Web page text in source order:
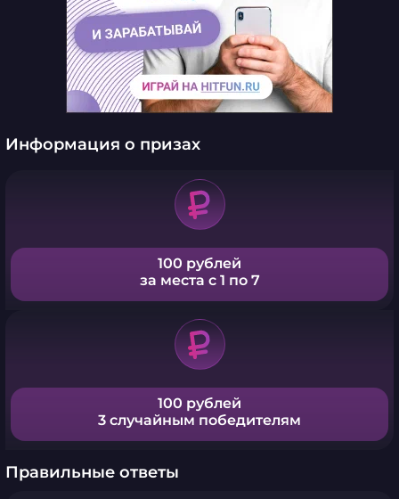
Информация о призах
100 рублей
за места с 1 по 7
100 рублей
3 случайным победителям
Правильные ответы